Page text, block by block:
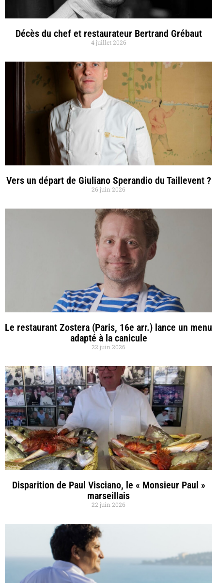
Décès du chef et restaurateur Bertrand Grébaut
4 juillet 2026
Vers un départ de Giuliano Sperandio du Taillevent ?
26 juin 2026
Le restaurant Zostera (Paris, 16e arr.) lance un menu
adapté à la canicule
22 juin 2026
Disparition de Paul Visciano, le « Monsieur Paul »
marseillais
22 juin 2026